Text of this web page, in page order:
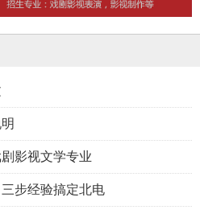
影视文学专业
步经验搞定北电